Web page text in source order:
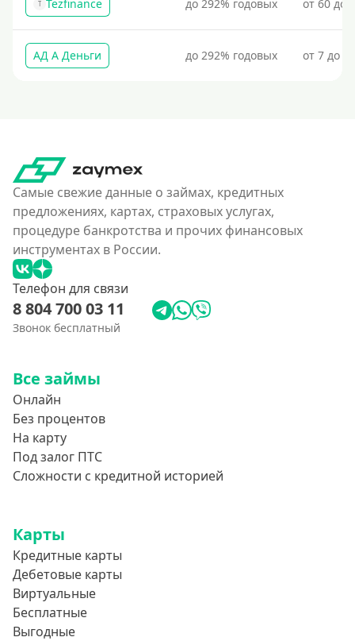
T Tezfinance до 292% годовых от 60 до
АД А Деньги до 292% годовых от 7 до
Самые свежие данные о займах, кредитных
предложениях, картах, страховых услугах,
процедуре банкротства и прочих финансовых
инструментах в России.
Телефон для связи
8 804 700 03 11
Звонок бесплатный
Все займы
Онлайн
Без процентов
На карту
Под залог ПТС
Сложности с кредитной историей
Карты
Кредитные карты
Дебетовые карты
Виртуальные
Бесплатные
Выгодные